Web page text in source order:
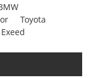
Toyota
Exeed